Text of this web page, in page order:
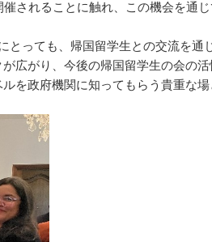
されることに触れ、この機会を通
っても、帰国留学生との交流を通
広がり、今後の帰国留学生の会の
を政府機関に知ってもらう貴重な場